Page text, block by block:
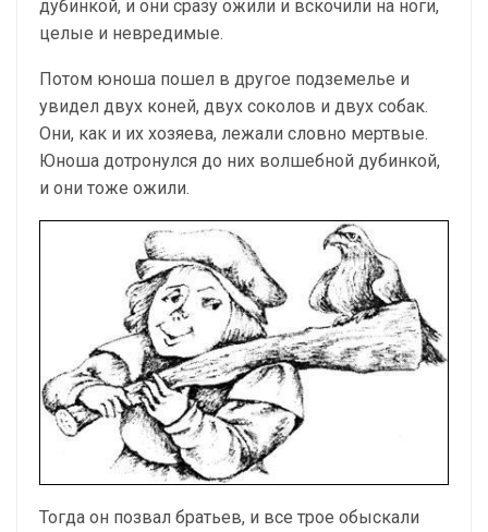
дубинкой, и они сразу ожили и вскочили на ноги,
целые и невредимые.
Потом юноша пошел в другое подземелье и
увидел двух коней, двух соколов и двух собак.
Они, как и их хозяева, лежали словно мертвые.
Юноша дотронулся до них волшебной дубинкой,
и они тоже ожили.
Тогда он позвал братьев, и все трое обыскали